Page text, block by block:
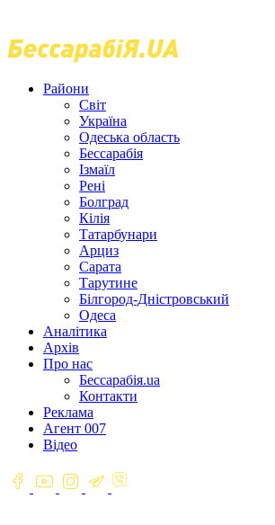
Райони
Світ
Україна
Одеська область
Бессарабія
Ізмаїл
Рені
Болград
Кілія
Татарбунари
Арциз
Сарата
Тарутине
Білгород-Дністровський
Одеса
Аналітика
Архів
Про нас
Бессарабія.ua
Контакти
Реклама
Агент 007
Відео